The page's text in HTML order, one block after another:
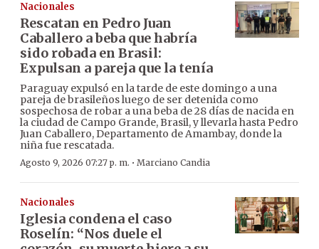
Nacionales
Rescatan en Pedro Juan
Caballero a beba que habría
sido robada en Brasil:
Expulsan a pareja que la tenía
Paraguay expulsó en la tarde de este domingo a una
pareja de brasileños luego de ser detenida como
sospechosa de robar a una beba de 28 días de nacida en
la ciudad de Campo Grande, Brasil, y llevarla hasta Pedro
Juan Caballero, Departamento de Amambay, donde la
niña fue rescatada.
Agosto 9, 2026 07:27 p. m. · Marciano Candia
Nacionales
Iglesia condena el caso
Roselín: “Nos duele el